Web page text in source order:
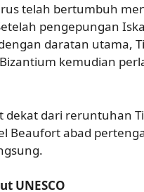
telah bertumbuh
pengepungan
daratan utama,
kemudian
dekat dari reruntuhan
Beaufort abad
UNESCO